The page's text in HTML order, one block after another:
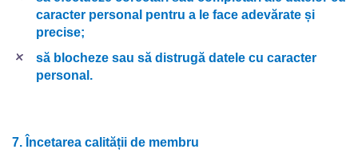
caracter personal pentru a le face adevărate și
precise;
să blocheze sau să distrugă datele cu caracter
personal.
7. Încetarea calității de membru